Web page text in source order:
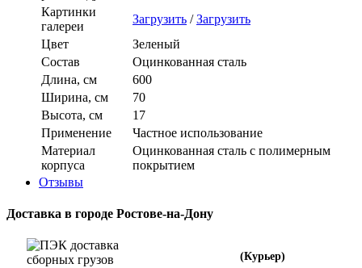
Картинки
галереи
Загрузить /Загрузить
Цвет
Зеленый
Состав
Оцинкованная сталь
Длина, см
600
Ширина, см
70
Высота, см
17
Применение
Частное использование
Материал
корпуса
Оцинкованная сталь с полимерным
покрытием
Отзывы
Доставка в городе Ростове-на-Дону
(Курьер)